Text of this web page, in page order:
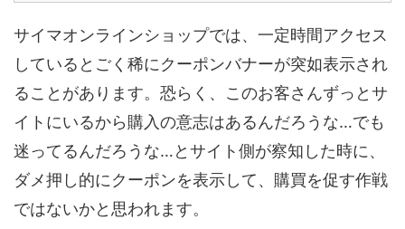
サイマオンラインショップでは、一定時間アクセス
しているとごく稀にクーポンバナーが突如表示され
ることがあります。恐らく、このお客さんずっとサ
イトにいるから購入の意志はあるんだろうな…でも
迷ってるんだろうな…とサイト側が察知した時に、
ダメ押し的にクーポンを表示して、購買を促す作戦
ではないかと思われます。